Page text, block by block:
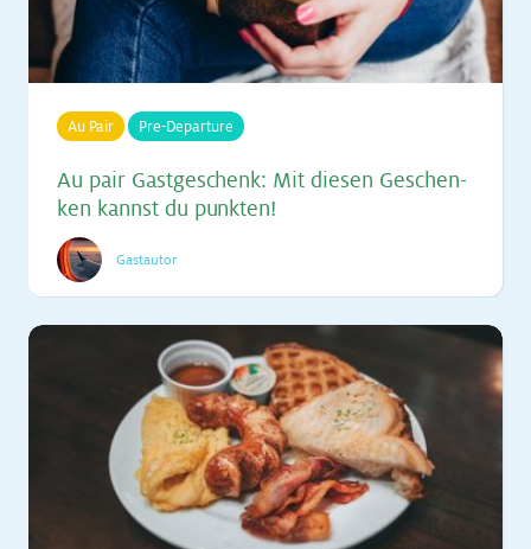
Au Pair Pre-Departure
Au pair Gast­ge­schenk: Mit die­sen Ge­schen­
ken kannst du punk­ten!
Gastautor